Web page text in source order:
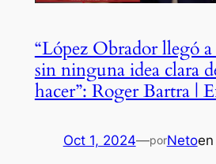
“López Obrador llegó
sin ninguna idea clara
hacer”: Roger Bartra |
Oct 1, 2024—porNetoen